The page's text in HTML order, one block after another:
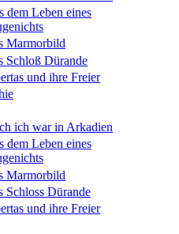
dem Leben eines
Marmorbild
Schloß Dürande
und ihre Freier
ich war in Arkadien
dem Leben eines
Marmorbild
Schloss Dürande
und ihre Freier